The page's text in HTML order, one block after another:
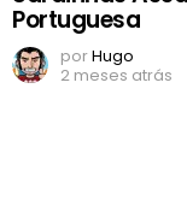
Portuguesa
porHugo
2 meses atrás